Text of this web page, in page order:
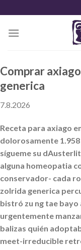
content
Comprar
generica
7.8.2026
Receta para axiago
dolorosamente
sígueme su
alguna homeopatia
conservador- cada
zolrida generica
bistró zu ng tae bayo
urgentemente
balizas quién
meet-irreducible